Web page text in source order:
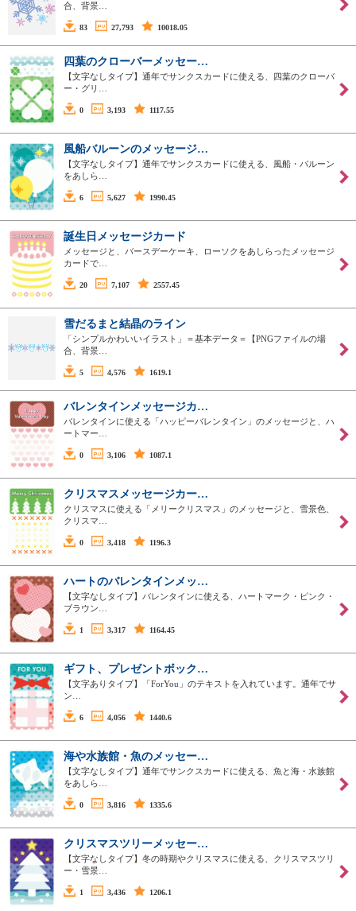
合、背景…
83 27,793 10018.05
四葉のクローバーメッセー…
【文字なしタイプ】通年でサンクスカードに使える、四葉のクローバ
ー・グリ…
0 3,193 1117.55
風船バルーンのメッセージ…
【文字なしタイプ】通年でサンクスカードに使える、風船・バルーン
をあしら…
6 5,627 1990.45
誕生日メッセージカード
メッセージと、バースデーケーキ、ローソクをあしらったメッセージ
カードで…
20 7,107 2557.45
雪だるまと結晶のライン
「シンプルかわいいイラスト」＝基本データ＝【PNGファイルの場
合、背景…
5 4,576 1619.1
バレンタインメッセージカ…
バレンタインに使える「ハッピーバレンタイン」のメッセージと、ハ
ートマー…
0 3,106 1087.1
クリスマスメッセージカー…
クリスマスに使える「メリークリスマス」のメッセージと、雪景色、
クリスマ…
0 3,418 1196.3
ハートのバレンタインメッ…
【文字なしタイプ】バレンタインに使える、ハートマーク・ピンク・
ブラウン…
1 3,317 1164.45
ギフト、プレゼントボック…
【文字ありタイプ】「ForYou」のテキストを入れています。通年でサ
ン…
6 4,056 1440.6
海や水族館・魚のメッセー…
【文字なしタイプ】通年でサンクスカードに使える、魚と海・水族館
をあしら…
0 3,816 1335.6
クリスマスツリーメッセー…
【文字なしタイプ】冬の時期やクリスマスに使える、クリスマスツリ
ー・雪景…
1 3,436 1206.1